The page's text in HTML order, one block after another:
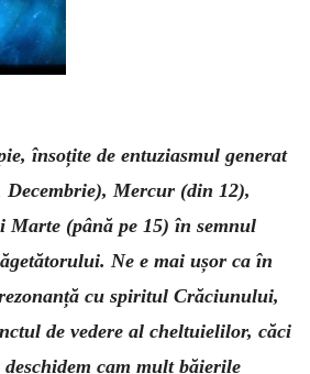
însoțite de entuziasmul generat
Decembrie), Mercur (din 12),
Marte (până pe 15) în semnul
Ne e mai ușor ca în
cu spiritul Crăciunului,
de vedere al cheltuielilor, căci
cam mult băierile